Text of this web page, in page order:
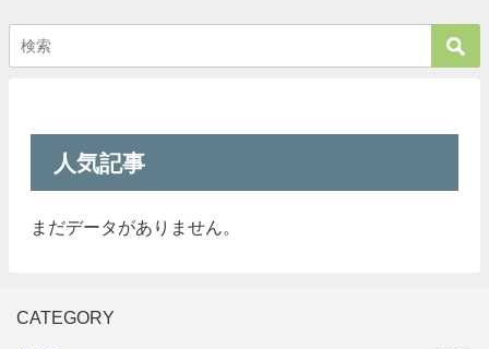
人気記事
まだデータがありません。
CATEGORY